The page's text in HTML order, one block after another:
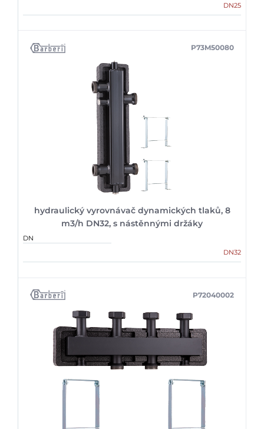
DN25
hydraulický vyrovnávač dynamických tlaků, 8
m3/h DN32, s nástěnnými držáky
P73M50080
DN
DN32
P72040002